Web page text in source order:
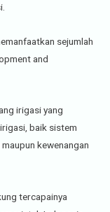
sejumlah
and
irigasi yang
baik sistem
kewenangan
tercapainya